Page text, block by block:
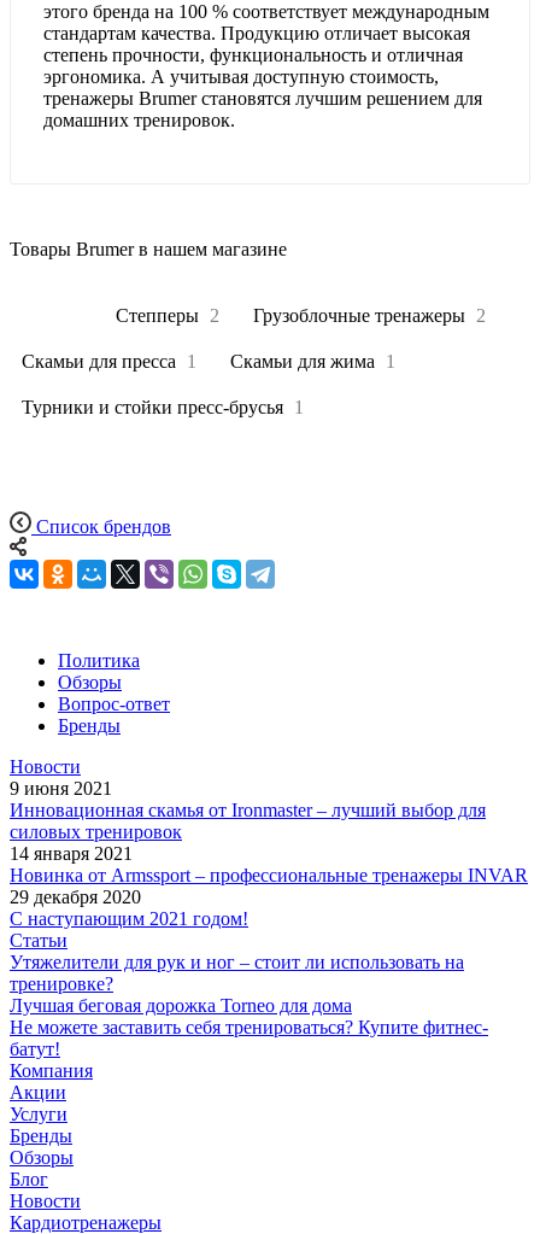
этого бренда на 100 % соответствует международным
стандартам качества. Продукцию отличает высокая
степень прочности, функциональность и отличная
эргономика. А учитывая доступную стоимость,
тренажеры Brumer становятся лучшим решением для
домашних тренировок.
Товары Brumer в нашем магазине
Степперы 2 Грузоблочные тренажеры 2
Скамьи для пресса 1 Скамьи для жима 1
Турники и стойки пресс-брусья 1
Список брендов
Политика
Обзоры
Вопрос-ответ
Бренды
Новости
9 июня 2021
Инновационная скамья от Ironmaster – лучший выбор для
силовых тренировок
14 января 2021
Новинка от Armssport – профессиональные тренажеры INVAR
29 декабря 2020
С наступающим 2021 годом!
Статьи
Утяжелители для рук и ног – стоит ли использовать на
тренировке?
Лучшая беговая дорожка Torneo для дома
Не можете заставить себя тренироваться? Купите фитнес-
батут!
Компания
Акции
Услуги
Бренды
Обзоры
Блог
Новости
Кардиотренажеры